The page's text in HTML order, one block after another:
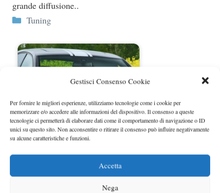
Gestisci Consenso Cookie
Per fornire le migliori esperienze, utilizziamo tecnologie come i cookie per
memorizzare e/o accedere alle informazioni del dispositivo. Il consenso a queste
tecnologie ci permetterà di elaborare dati come il comportamento di navigazione o ID
unici su questo sito. Non acconsentire o ritirare il consenso può influire negativamente
su alcune caratteristiche e funzioni.
Accetta
Nega
grande diffusione..
Categorie
Tuning